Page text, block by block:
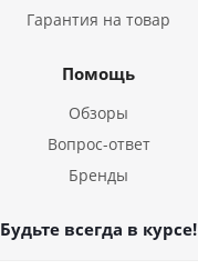
Гарантия на товар
Помощь
Обзоры
Вопрос-ответ
Бренды
Будьте всегда в курсе!